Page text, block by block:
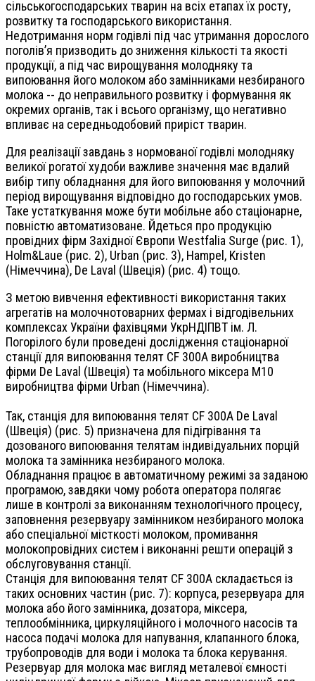
сільськогосподарських тварин на всіх етапах їх росту,
розвитку та господарського використання.
Недотримання норм годівлі під час утримання дорослого
поголів’я призводить до зниження кількості та якості
продукції, а під час вирощування молодняку та
випоювання його молоком або замінниками незбираного
молока -- до неправильного розвитку і формування як
окремих органів, так і всього організму, що негативно
впливає на середньодобовий приріст тварин.
Для реалізації завдань з нормованої годівлі молодняку
великої рогатої худоби важливе значення має вдалий
вибір типу обладнання для його випоювання у молочний
період вирощування відповідно до господарських умов.
Таке устаткування може бути мобільне або стаціонарне,
повністю автоматизоване. Йдеться про продукцію
провідних фірм Західної Європи Westfalia Surge (рис. 1),
Holm&Laue (рис. 2), Urban (рис. 3), Hampel, Kristen
(Німеччина), De Laval (Швеція) (рис. 4) тощо.
З метою вивчення ефективності використання таких
агрегатів на молочнотоварних фермах і відгодівельних
комплексах України фахівцями УкрНДІПВТ ім. Л.
Погорілого були проведені дослідження стаціонарної
станції для випоювання телят CF 300A виробництва
фірми De Laval (Швеція) та мобільного міксера М10
виробництва фірми Urban (Німеччина).
Так, станція для випоювання телят CF 300A De Laval
(Швеція) (рис. 5) призначена для підігрівання та
дозованого випоювання телятам індивідуальних порцій
молока та замінника незбираного молока.
Обладнання працює в автоматичному режимі за заданою
програмою, завдяки чому робота оператора полягає
лише в контролі за виконанням технологічного процесу,
заповнення резервуару замінником незбираного молока
або спеціальної місткості молоком, промивання
молокопровідних систем і виконанні решти операцій з
обслуговування станції.
Станція для випоювання телят CF 300A складається із
таких основних частин (рис. 7): корпуса, резервуара для
молока або його замінника, дозатора, міксера,
теплообмінника, циркуляційного і молочного насосів та
насоса подачі молока для напування, клапанного блока,
трубопроводів для води і молока та блока керування.
Резервуар для молока має вигляд металевої ємності